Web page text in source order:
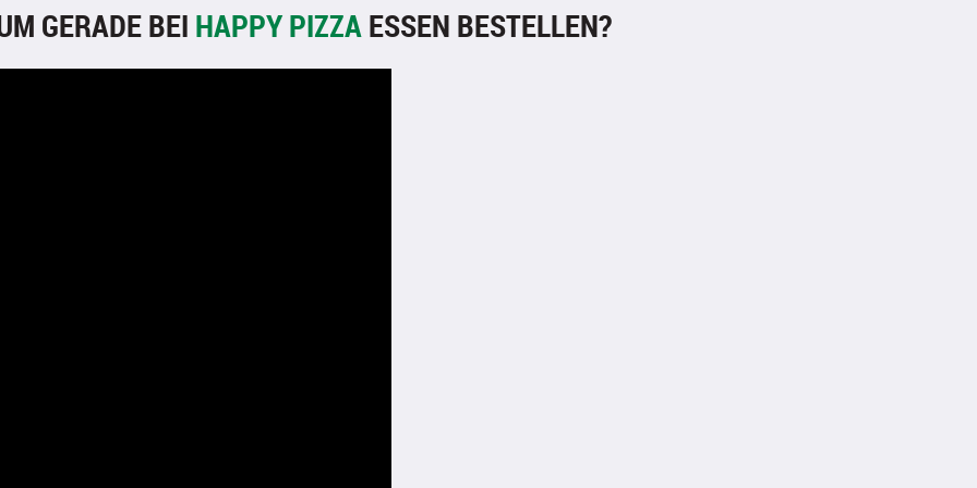
GERADE BEI HAPPY PIZZAESSEN BESTELLEN?